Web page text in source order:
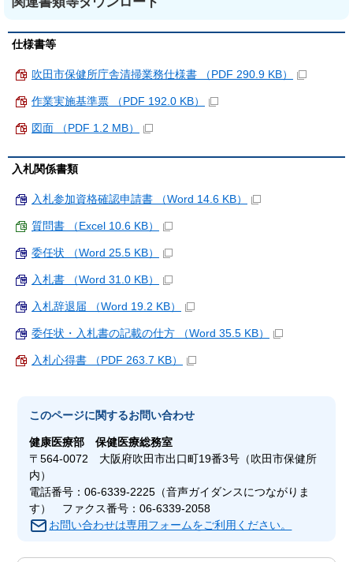
仕様書等
吹田市保健所庁舎清掃業務仕様書 （PDF 290.9 KB）
作業実施基準票 （PDF 192.0 KB）
図面 （PDF 1.2 MB）
入札関係書類
入札参加資格確認申請書 （Word 14.6 KB）
質問書 （Excel 10.6 KB）
委任状 （Word 25.5 KB）
入札書 （Word 31.0 KB）
入札辞退届 （Word 19.2 KB）
委任状・入札書の記載の仕方 （Word 35.5 KB）
入札心得書 （PDF 263.7 KB）
このページに関するお問い合わせ
健康医療部保健医療総務室
〒564-0072 大阪府吹田市出口町19番3号（吹田市保健所
内）
電話番号：06-6339-2225（音声ガイダンスにつながりま
す） ファクス番号：06-6339-2058
お問い合わせは専用フォームをご利用ください。